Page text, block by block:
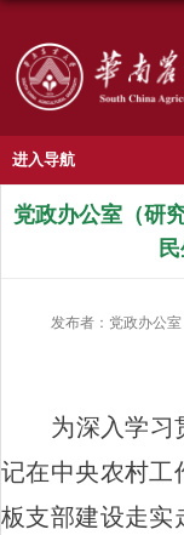
进入导航
党政办公室（研
发布者：党政办公室
为深入学习
记在中央农村工
板支部建设走实